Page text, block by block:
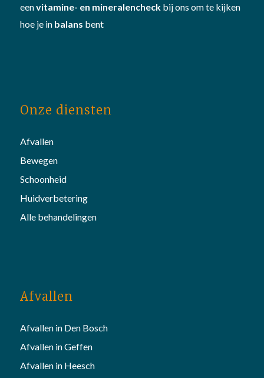
eenvitamine- en mineralencheckbij ons om te kijken
hoe je in balans bent
Onze diensten
Afvallen
Bewegen
Schoonheid
Huidverbetering
Alle behandelingen
Afvallen
Afvallen in Den Bosch
Afvallen in Geffen
Afvallen in Heesch